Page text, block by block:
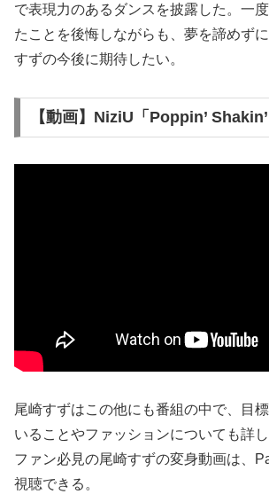
で表現力のあるダンスを披露した。一
たことを後悔しながらも、夢を諦めず
すずの今後に期待したい。
【動画】NiziU「Poppin’
尾崎すずはこの他にも番組の中で、目
いることやファッションについても詳し
ファン必見の尾崎すずの変身動画は、
視聴できる。